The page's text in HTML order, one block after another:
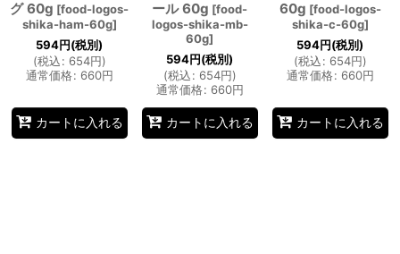
グ 60g [food-logos-
shika-ham-60g]
594円(税別)
(税込: 654円)
通常価格: 660円
カートに入れる
ール 60g [food-
logos-shika-mb-
60g]
594円(税別)
(税込: 654円)
通常価格: 660円
カートに入れる
60g [food-logos-
shika-c-60g]
594円(税別)
(税込: 654円)
通常価格: 660円
カートに入れる